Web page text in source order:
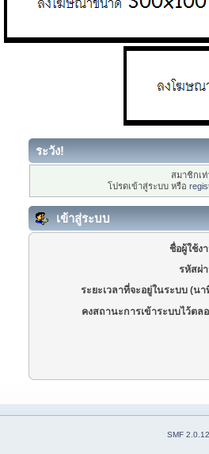
ระวัง!
สมาชิกเ
โปรดเข้าสู่ระบบ หรือ
เข้าสู่ระบบ
ชื่อผู้ใช้ง
รหัสผ่
ระยะเวลาที่จะอยู่ในระบบ (นา
คงสถานะการเข้าระบบไว้ตล
SMF 2.0.12